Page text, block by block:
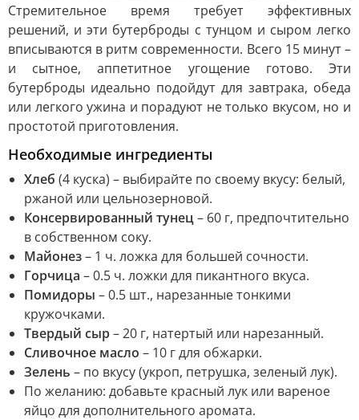
Стремительное время требует эффективных
решений, и эти бутерброды с тунцом и сыром легко
вписываются в ритм современности. Всего 15 минут –
и сытное, аппетитное угощение готово. Эти
бутерброды идеально подойдут для завтрака, обеда
или легкого ужина и порадуют не только вкусом, но и
простотой приготовления.
Необходимые ингредиенты
Хлеб (4 куска) – выбирайте по своему вкусу: белый,
ржаной или цельнозерновой.
Консервированный тунец– 60 г, предпочтительно
в собственном соку.
Майонез– 1 ч. ложка для большей сочности.
Горчица – 0.5 ч. ложки для пикантного вкуса.
Помидоры – 0.5 шт., нарезанные тонкими
кружочками.
Твердый сыр– 20 г, натертый или нарезанный.
Сливочное масло – 10 г для обжарки.
Зелень – по вкусу (укроп, петрушка, зеленый лук).
По желанию: добавьте красный лук или вареное
яйцо для дополнительного аромата.